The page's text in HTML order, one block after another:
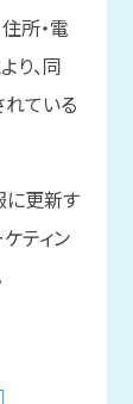
所・電
り、同
ている
に更新す
ティン